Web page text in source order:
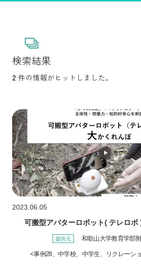
検索結果
2 件の情報がヒットしました。
2023.06.05
可搬型アバターロボット( テレロボ
和歌山大学教育学部
<事例28、中学校、中学生、リクレーショ